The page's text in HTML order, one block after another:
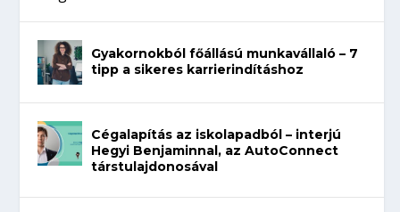
Gyakornokból főállású munkavállaló – 7
tipp a sikeres karrierindításhoz
Cégalapítás az iskolapadból – interjú
Hegyi Benjaminnal, az AutoConnect
társtulajdonosával